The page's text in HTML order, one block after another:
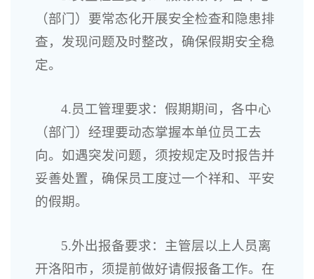
（部门）要常态化开展安全检查和隐患排
查，发现问题及时整改，确保假期安全稳
定。
4.员工管理要求：假期期间，各中心
（部门）经理要动态掌握本单位员工去
向。如遇突发问题，须按规定及时报告并
妥善处置，确保员工度过一个祥和、平安
的假期。
5.外出报备要求：主管层以上人员离
开洛阳市，须提前做好请假报备工作。在